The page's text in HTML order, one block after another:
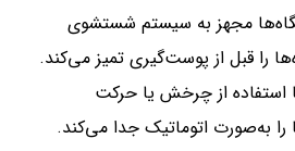
مجهز به سیستم شستشوی
را قبل از پوست‌گیری تمیز می‌کند.
استفاده از چرخش یا حرکت
به‌صورت اتوماتیک جدا می‌کند.